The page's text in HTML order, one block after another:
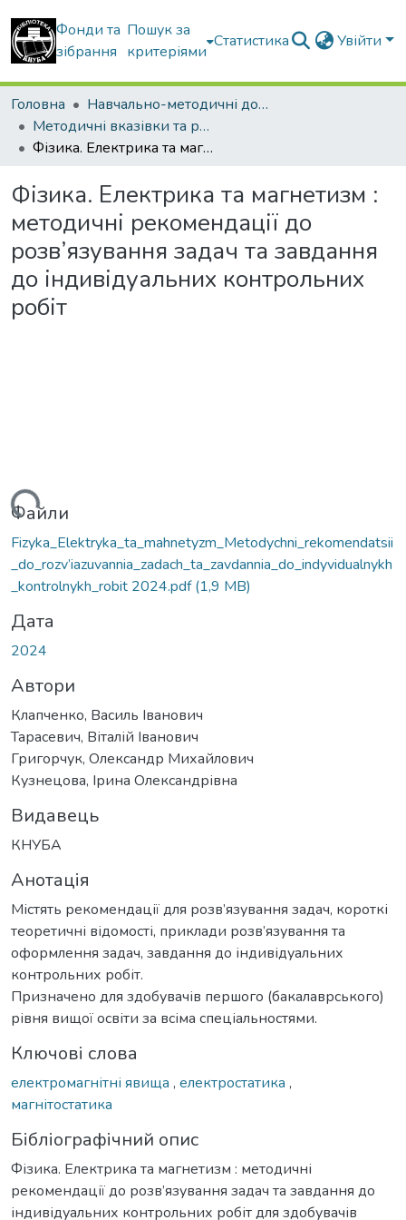
Фонди та
зібрання
Пошук за
критеріями
Статистика Увійти
Головна
Навчально-методичні документи
Методичні вказівки та рекомендації
Фізика. Електрика та магнетизм : методичні рекомендації до розв’язування задач та завдання до індивідуальних контрольних робіт
Фізика. Електрика та магнетизм :
методичні рекомендації до
розв’язування задач та завдання
до індивідуальних контрольних
робіт
Файли
Fizyka_Elektryka_ta_mahnetyzm_Metodychni_rekomendatsii
_do_rozv’iazuvannia_zadach_ta_zavdannia_do_indyvidualnykh
_kontrolnykh_robit 2024.pdf(1,9 MB)
Дата
2024
Автори
Клапченко, Василь Іванович
Тарасевич, Віталій Іванович
Григорчук, Олександр Михайлович
Кузнецова, Ірина Олександрівна
Видавець
КНУБА
Анотація
Містять рекомендації для розв’язування задач, короткі
теоретичні відомості, приклади розв’язування та
оформлення задач, завдання до індивідуальних
контрольних робіт.
Призначено для здобувачів першого (бакалаврського)
рівня вищої освіти за всіма спеціальностями.
Ключові слова
електромагнітні явища , електростатика ,
магнітостатика
Бібліографічний опис
Фізика. Електрика та магнетизм : методичні
рекомендації до розв’язування задач та завдання до
індивідуальних контрольних робіт для здобувачів